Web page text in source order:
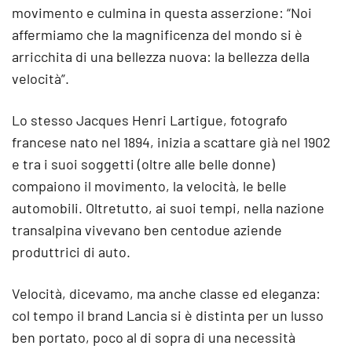
movimento e culmina in questa asserzione: “Noi
affermiamo che la magnificenza del mondo si è
arricchita di una bellezza nuova: la bellezza della
velocità”.
Lo stesso Jacques Henri Lartigue, fotografo
francese nato nel 1894, inizia a scattare già nel 1902
e tra i suoi soggetti (oltre alle belle donne)
compaiono il movimento, la velocità, le belle
automobili. Oltretutto, ai suoi tempi, nella nazione
transalpina vivevano ben centodue aziende
produttrici di auto.
Velocità, dicevamo, ma anche classe ed eleganza:
col tempo il brand Lancia si è distinta per un lusso
ben portato, poco al di sopra di una necessità